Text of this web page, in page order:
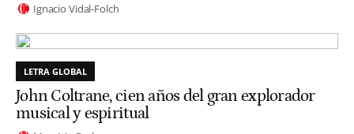
Ignacio Vidal-Folch
LETRA GLOBAL
John Coltrane, cien años del gran explorador
musical y espiritual